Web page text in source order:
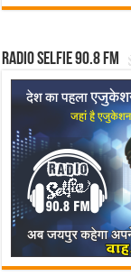
Radio Selfie 90.8 FM